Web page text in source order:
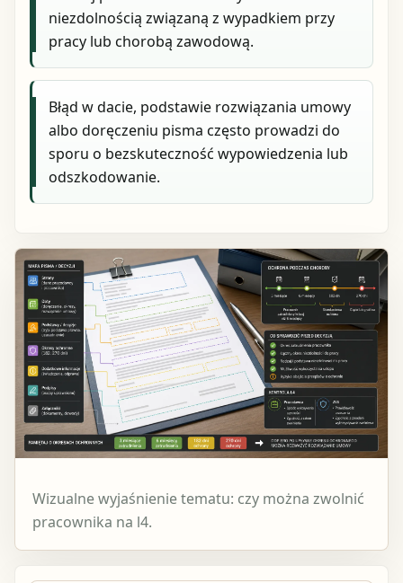
niezdolnością związaną z wypadkiem przy
pracy lub chorobą zawodową.
Błąd w dacie, podstawie rozwiązania umowy
albo doręczeniu pisma często prowadzi do
sporu o bezskuteczność wypowiedzenia lub
odszkodowanie.
Wizualne wyjaśnienie tematu: czy można zwolnić
pracownika na l4.